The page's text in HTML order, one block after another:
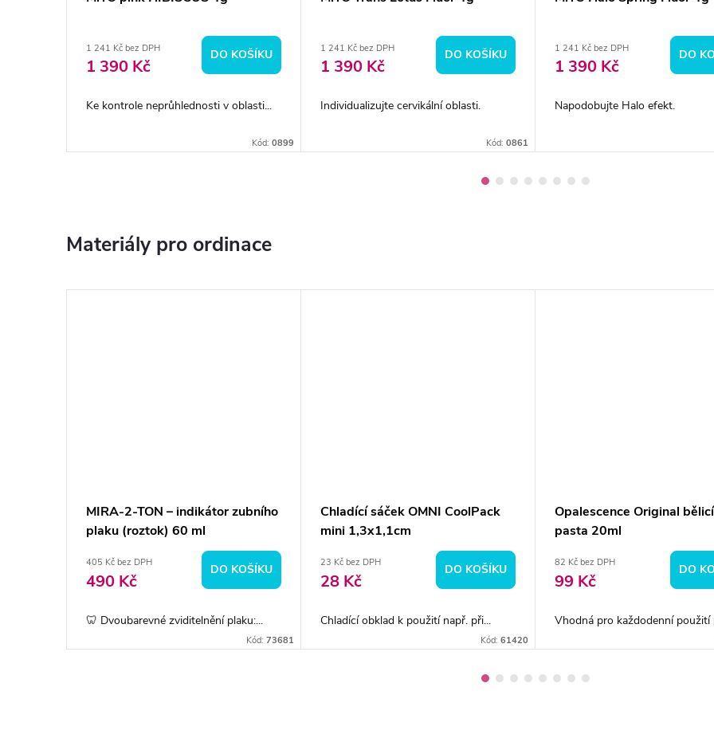
1 241 Kč bez DPH
1 390 Kč
DO KOŠÍKU
Ke kontrole neprůhlednosti v oblasti...
Kód: 0899
1 241 Kč bez DPH
1 390 Kč
DO KOŠÍKU
Individualizujte cervikální oblasti.
Kód: 0861
1 241 Kč bez DPH
1 390 Kč
DO
Napodobujte Halo efekt.
Materiály pro ordinace
MIRA-2-TON – indikátor zubního
plaku (roztok) 60 ml
405 Kč bez DPH
490 Kč
DO KOŠÍKU
🦷 Dvoubarevné zviditelnění plaku:...
Kód: 73681
Chladící sáček OMNI CoolPack
mini 1,3x1,1cm
23 Kč bez DPH
28 Kč
DO KOŠÍKU
Chladící obklad k použití např. při...
Kód: 61420
Opalescence Original
pasta 20ml
82 Kč bez DPH
99 Kč
DO
Vhodná pro každodenní použití